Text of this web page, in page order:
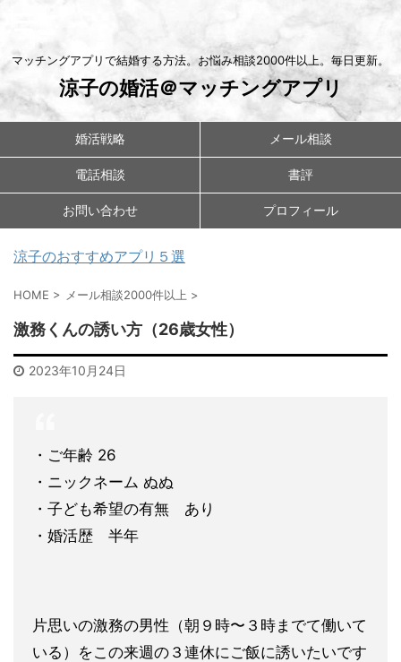
マッチングアプリで結婚する方法。お悩み相談2000件以上。毎日更新。
涼子の婚活＠マッチングアプリ
婚活戦略 メール相談
電話相談 書評
お問い合わせ プロフィール
涼子のおすすめアプリ５選
HOME > メール相談2000件以上 >
激務くんの誘い方（26歳女性）
2023年10月24日
・ご年齢 26
・ニックネーム ぬぬ
・子ども希望の有無 あり
・婚活歴 半年
片思いの激務の男性（朝９時〜３時までて働いて
いる）をこの来週の３連休にご飯に誘いたいです